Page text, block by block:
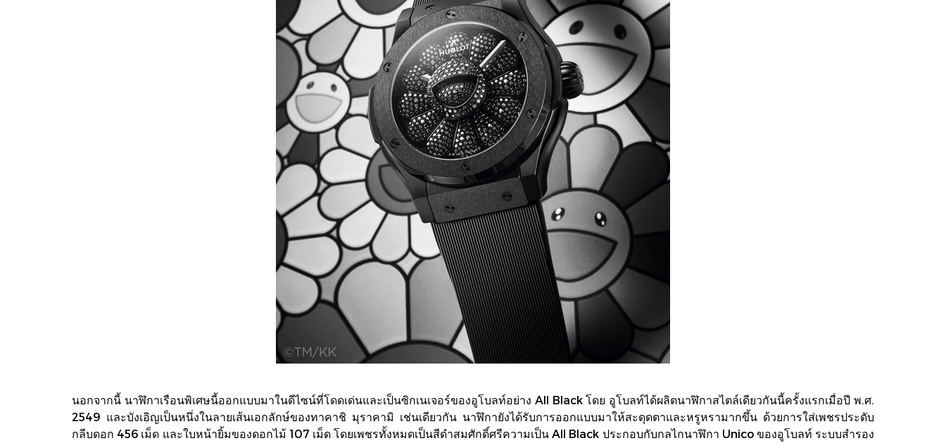
นอกจากนี้ นาฬิกาเรือนพิเศษนี้ออกแบบมาในดีไซน์ที่โดดเด่นและเป็นซิกเนเจอร์ของอูโบลท์อย่าง All Black โดย อูโบลท์ได้ผลิตนาฬิกาสไตล์เดียวกันนี้ครั้งแรกเมื่อปี พ.ศ.
2549 และบังเอิญเป็นหนึ่งในลายเส้นเอกลักษ์ของทาคาชิ มุราคามิ เช่นเดียวกัน นาฬิกายังได้รับการออกแบบมาให้สะดุดตาและหรูหรามากขึ้น ด้วยการใส่เพชรประดับ
กลีบดอก 456 เม็ด และใบหน้ายิ้มของดอกไม้ 107 เม็ด โดยเพชรทั้งหมดเป็นสีดำสมศักดิ์ศรีความเป็น All Black ประกอบกับกลไกนาฬิกา Unico ของอูโบลท์ ระบบสำรอง